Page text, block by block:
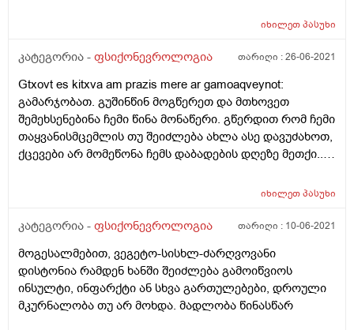
ნაწილში.რისი ბრალი შეიძლება იყოს?წნევა 100 /70
იხილეთპასუხი
კატეგორია - ფსიქონევროლოგია თარიღი :26-06-2021
Gtxovt es kitxva am prazis mere ar gamoaqveynot:
გამარჯობათ. გუშინწინ მოგწერეთ და მთხოვეთ
შემეხსენებინა ჩემი წინა მონაწერი. გწერდით რომ ჩემი
თაყვანისმცემლის თუ შეიძლება ახლა ასე დავუძახოთ,
ქცევები არ მომეწონა ჩემს დაბადების დღეზე მეთქი...
იხილეთპასუხი
კატეგორია - ფსიქონევროლოგია თარიღი : 10-06-2021
მოგესალმებით, ვეგეტო-სისხლ-ძარღვოვანი
დისტონია რამდენ ხანში შეიძლება გამოიწვიოს
ინსულტი, ინფარქტი ან სხვა გართულებები, დროული
მკურნალობა თუ არ მოხდა. მადლობა წინასწარ